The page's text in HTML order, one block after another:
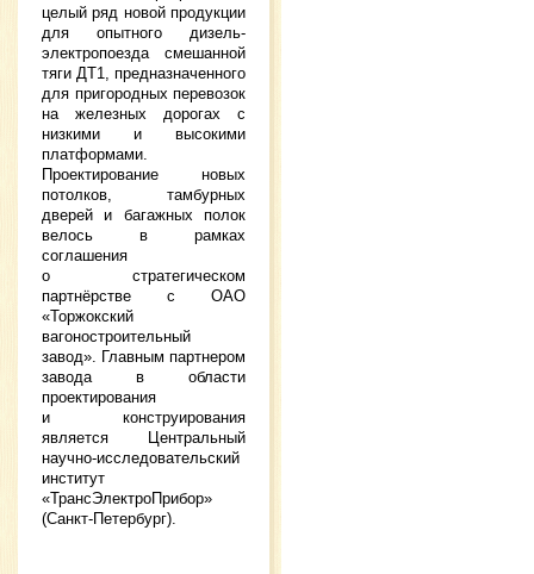
целый ряд новой продукции
для опытного дизель-
электропоезда смешанной
тяги ДТ1, предназначенного
для пригородных перевозок
на железных дорогах с
низкими и высокими
платформами.
Проектирование новых
потолков, тамбурных
дверей и багажных полок
велось в рамках
соглашения
о стратегическом
партнёрстве с ОАО
«Торжокский
вагоностроительный
завод». Главным партнером
завода в области
проектирования
и конструирования
является Центральный
научно-исследовательский
институт
«ТрансЭлектроПрибор»
(Санкт-Петербург).